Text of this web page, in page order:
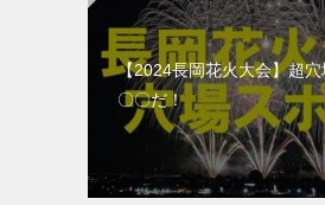
【2024長岡花火大会】超
〇〇だ！